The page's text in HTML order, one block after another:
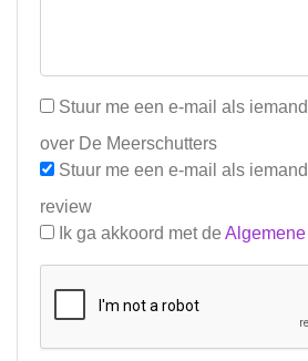
Stuur me een e-mail als
over De Meerschutters
Stuur me een e-mail als
review
Ik ga akkoord met de